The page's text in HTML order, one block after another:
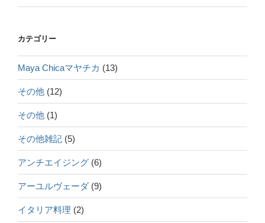
カテゴリー
Maya Chicaマヤチカ (13)
その他 (12)
その他 (1)
その他雑記 (5)
アンチエイジング (6)
アーユルヴェーダ (9)
イタリア料理 (2)